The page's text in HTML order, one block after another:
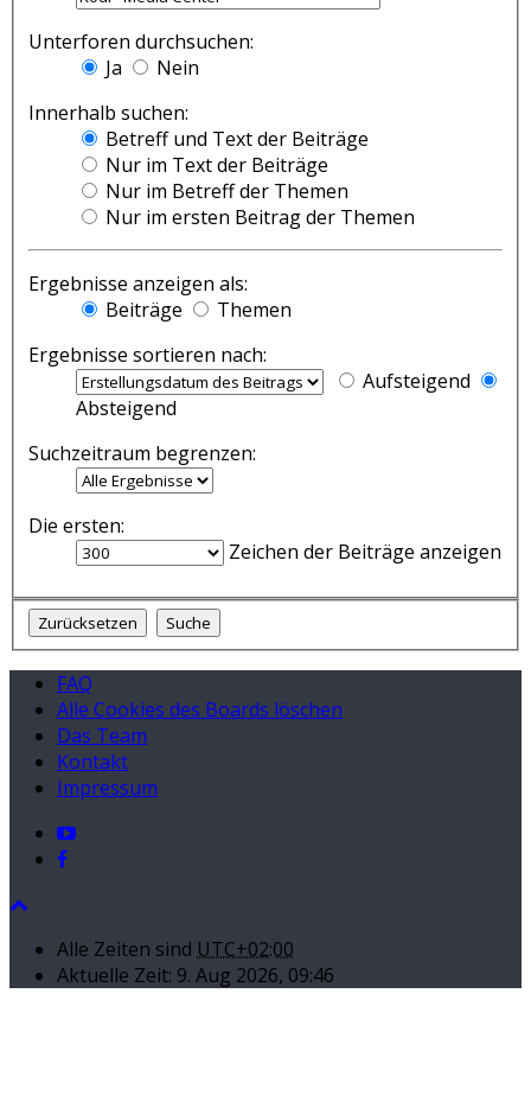
Unterforen durchsuchen:
Ja
Nein
Innerhalb suchen:
Betreff und Text der Beiträge
Nur im Text der Beiträge
Nur im Betreff der Themen
Nur im ersten Beitrag der Themen
Ergebnisse anzeigen als:
Beiträge
Themen
Ergebnisse sortieren nach:
Aufsteigend
Absteigend
Suchzeitraum begrenzen:
Die ersten:
Zeichen der Beiträge anzeigen
FAQ
Alle Cookies des Boards löschen
Das Team
Kontakt
Impressum
Alle Zeiten sind UTC+02:00
Aktuelle Zeit: 9. Aug 2026, 09:46